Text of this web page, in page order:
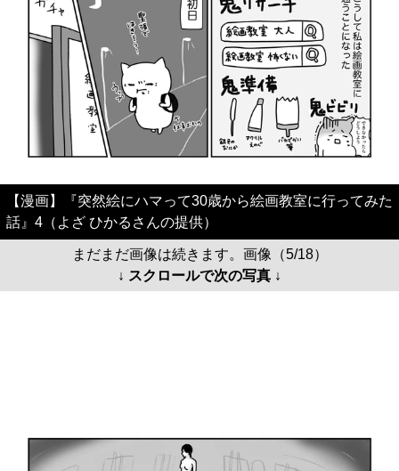
【漫画】『突然絵にハマって30歳から絵画教室に行ってみた
話』4（よざ ひかるさんの提供）
まだまだ画像は続きます。画像（5/18）
↓ スクロールで次の写真 ↓